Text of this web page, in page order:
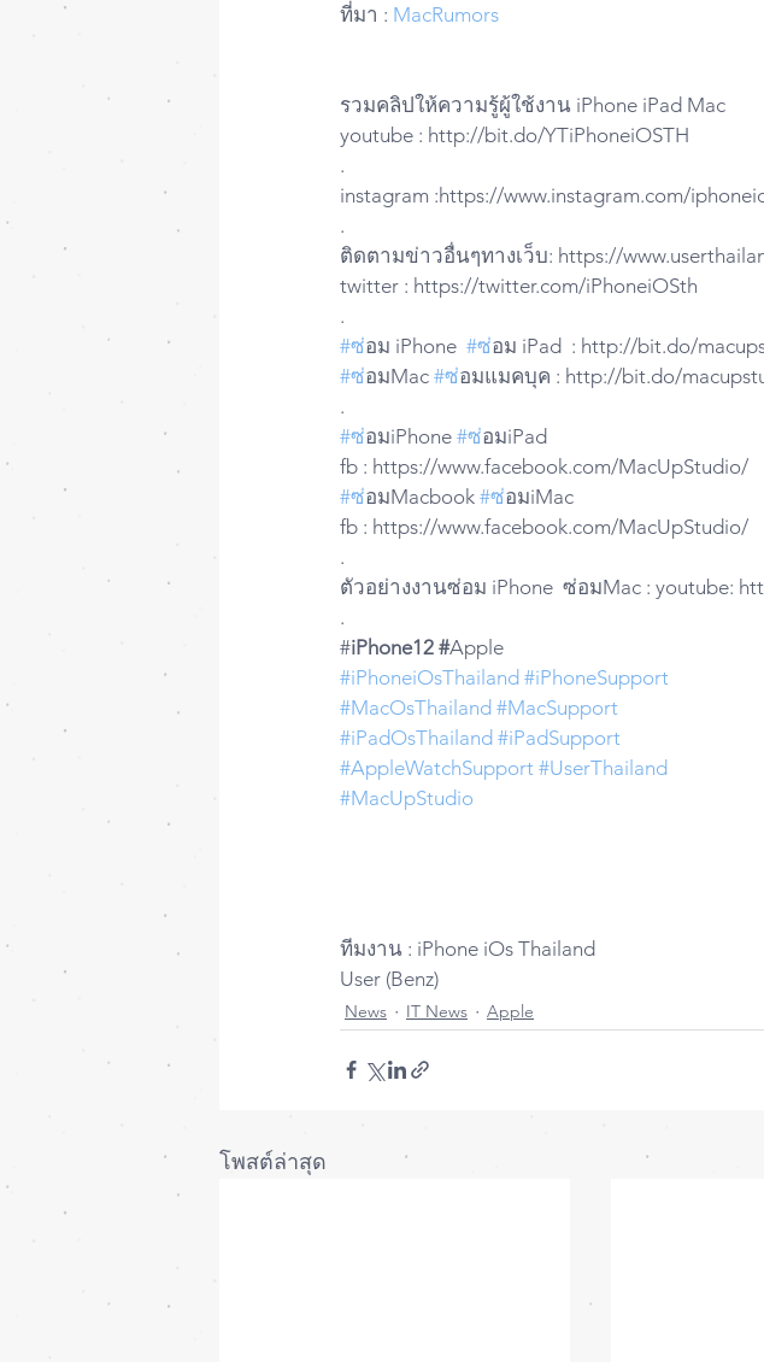
ที่มา : MacRumors
รวมคลิปให้ความรู้ผู้ใช้งาน iPhone iPad Mac
youtube : http://bit.do/YTiPhoneiOSTH
.
instagram :https://www.instagram.com/
.
ติดตามข่าวอื่นๆทางเว็บ: https://
twitter : https://twitter.com/iPhoneiOSth
.
#ซ่อม iPhone #ซอม iPad  : http://bit.do/
#ซ่อมMac #ซอมแมคบุค : http://bit.do/
.
#ซ่อมiPhone #ซ่อมiPad
fb : https://www.facebook.com/MacUpStudio/
#ซ่อมMacbook #ซ่อมiMac
fb : https://www.facebook.com/MacUpStudio/
.
ตัวอย่างงานซ่อม iPhone  ซ่อมMac : youtube:
.
#iPhone12 #Apple
#iPhoneiOsThailand #iPhoneSupport
#MacOsThailand #MacSupport
#iPadOsThailand #iPadSupport
#AppleWatchSupport #UserThailand
#MacUpStudio
ทีมงาน : iPhone iOs Thailand
User (Benz)
News IT News Apple
โพสต์ล่าสุด